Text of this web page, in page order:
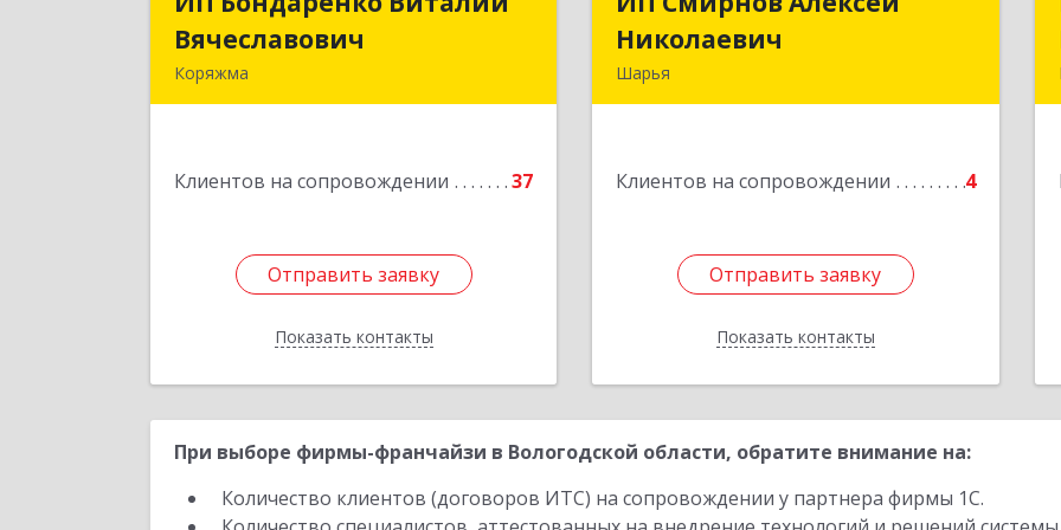
Вячеславович
Коряжма
Клиентов на сопровождении 37
Отправить заявку
Показать контакты
Вячеславович
Отправить заявку
Назад
Николаевич
Шарья
Клиентов на сопровождении 4
Отправить заявку
Показать контакты
Отправить заявку
Назад
При выборе фирмы-франчайзи в Вологодской области, обратите внимание на:
Количество клиентов (договоров ИТС) на сопровождении у партнера фирмы 1С.